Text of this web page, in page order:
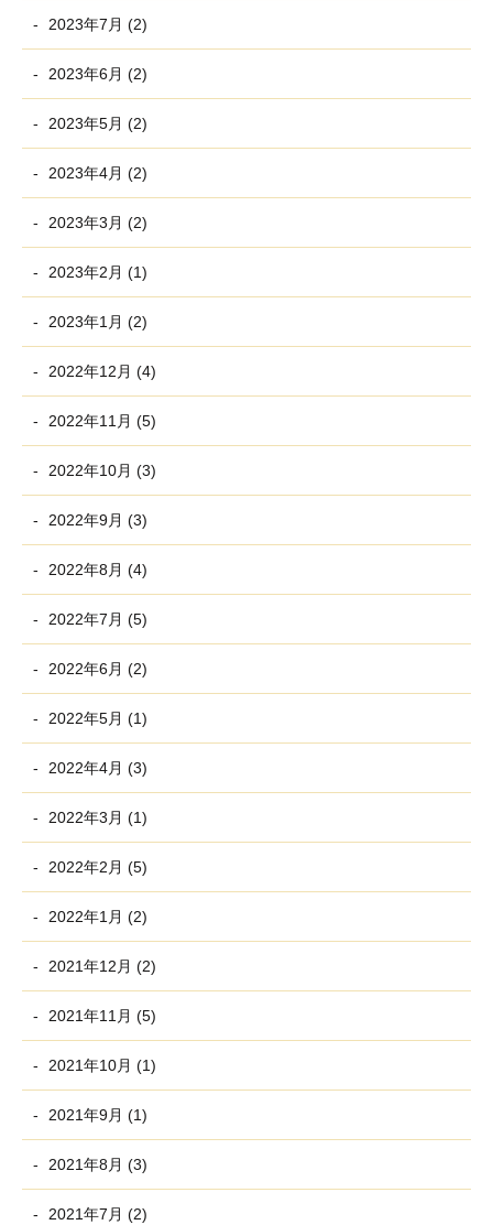
2023年7月 (2)
2023年6月 (2)
2023年5月 (2)
2023年4月 (2)
2023年3月 (2)
2023年2月 (1)
2023年1月 (2)
2022年12月 (4)
2022年11月 (5)
2022年10月 (3)
2022年9月 (3)
2022年8月 (4)
2022年7月 (5)
2022年6月 (2)
2022年5月 (1)
2022年4月 (3)
2022年3月 (1)
2022年2月 (5)
2022年1月 (2)
2021年12月 (2)
2021年11月 (5)
2021年10月 (1)
2021年9月 (1)
2021年8月 (3)
2021年7月 (2)